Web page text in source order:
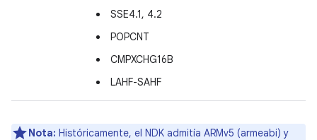
SSE4.1, 4.2
POPCNT
CMPXCHG16B
LAHF-SAHF
Nota: Históricamente, el NDK admitía ARMv5 (armeabi) y